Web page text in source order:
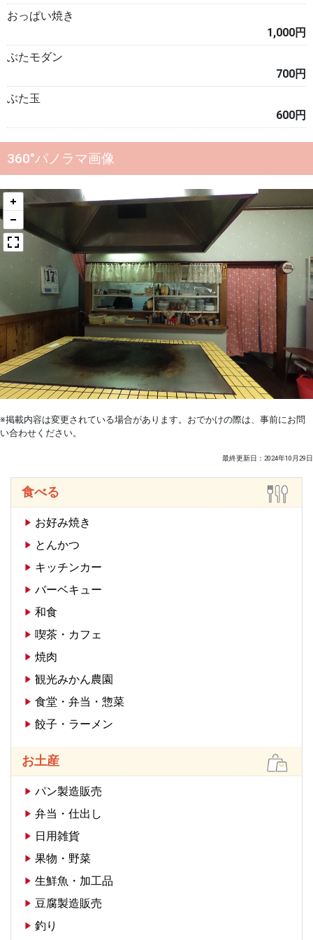
おっぱい焼き
1,000円
ぶたモダン
700円
ぶた玉
600円
360°パノラマ画像
※掲載内容は変更されている場合があります。おでかけの際は、事前にお問
い合わせください。
最終更新日：2024年10月29日
食べる
お好み焼き
とんかつ
キッチンカー
バーベキュー
和食
喫茶・カフェ
焼肉
観光みかん農園
食堂・弁当・惣菜
餃子・ラーメン
お土産
パン製造販売
弁当・仕出し
日用雑貨
果物・野菜
生鮮魚・加工品
豆腐製造販売
釣り